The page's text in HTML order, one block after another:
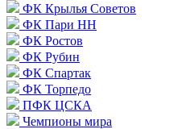
ФК Крылья Советов
ФК Пари НН
ФК Ростов
ФК Рубин
ФК Спартак
ФК Торпедо
ПФК ЦСКА
Чемпионы мира